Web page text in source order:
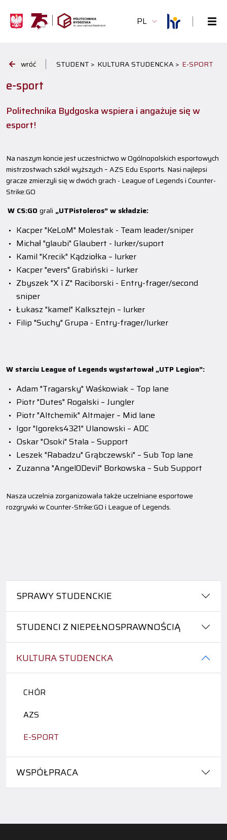
PL
wróć STUDENT > KULTURA STUDENCKA > E-SPORT
SPRAWY STUDENCKIE
STUDENCI Z NIEPEŁNOSPRAWNOŚCIĄ
KULTURA STUDENCKA
CHÓR
AZS
E-SPORT
WSPÓŁPRACA
e-sport
Politechnika Bydgoska wspiera i angażuje się w
esport!
Na naszym koncie jest uczestnictwo w Ogólnopolskich esportowych
mistrzostwach szkół wyższych – AZS Edu Esports. Nasi najlepsi
gracze zmierzyli się w dwóch grach - League of Legends i Counter-
Strike:GO
W CS:GO grali „UTPistoleros”w składzie:
Kacper "KeLoM" Molestak - Team leader/sniper
Michał "glaubi" Glaubert - lurker/suport
Kamil "Krecik" Kądziołka – lurker
Kacper "evers" Grabiński – lurker
Zbyszek "X î Z" Raciborski - Entry-frager/second
sniper
Łukasz "kamel" Kalksztejn – lurker
Filip "Suchy" Grupa - Entry-frager/lurker
W starciu League of Legends wystartował „UTP Legion”:
Adam "Tragarsky" Waśkowiak – Top lane
Piotr "Dutes" Rogalski – Jungler
Piotr "Altchemik" Altmajer – Mid lane
Igor "Igoreks4321" Ulanowski – ADC
Oskar "Osoki" Stala – Support
Leszek "Rabadzu" Grąbczewski" – Sub Top lane
Zuzanna "Angel0Devil" Borkowska – Sub Support
Nasza uczelnia zorganizowała także uczelniane esportowe
rozgrywki w Counter-Strike:GO i League of Legends.